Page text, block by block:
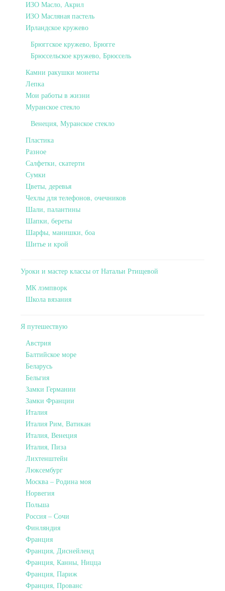
ИЗО Масло, Акрил
ИЗО Масляная пастель
Ирландское кружево
Брюггское кружево, Брюгге
Брюссельское кружево, Брюссель
Камни ракушки монеты
Лепка
Мои работы в жизни
Муранское стекло
Венеция, Муранское стекло
Пластика
Разное
Салфетки, скатерти
Сумки
Цветы, деревья
Чехлы для телефонов, очечников
Шали, палантины
Шапки, береты
Шарфы, манишки, боа
Шитье и крой
Уроки и мастер классы от Натальи Ртищевой
МК лэмпворк
Школа вязания
Я путешествую
Австрия
Балтийское море
Беларусь
Бельгия
Замки Германии
Замки Франции
Италия
Италия Рим, Ватикан
Италия, Венеция
Италия, Пиза
Лихтенштейн
Люксембург
Москва – Родина моя
Норвегия
Польша
Россия – Сочи
Финляндия
Франция
Франция, Диснейленд
Франция, Канны, Ницца
Франция, Париж
Франция, Прованс